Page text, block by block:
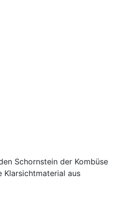
Schornstein der Kombüse
Klarsichtmaterial aus